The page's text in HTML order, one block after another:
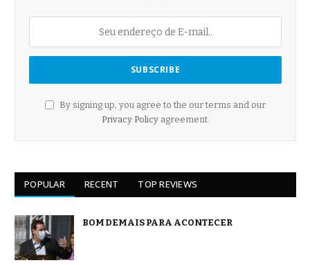
By signing up, you agree to the our terms and our
Privacy Policyagreement.
POPULAR RECENT TOP REVIEWS
BOM DEMAIS PARA ACONTECER